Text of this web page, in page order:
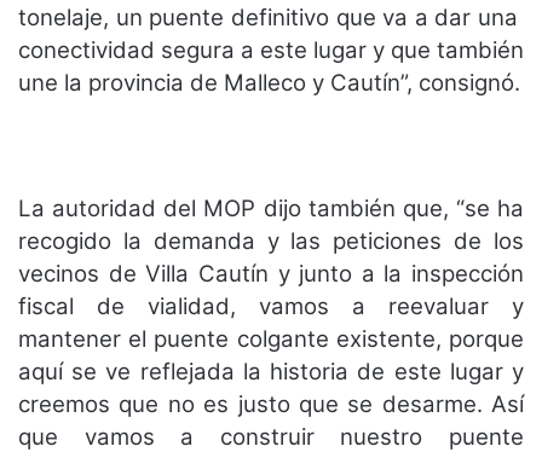
tonelaje, un puente definitivo que va a dar una
conectividad segura a este lugar y que también
une la provincia de Malleco y Cautín”, consignó.
La autoridad del MOP dijo también que, “se ha
recogido la demanda y las peticiones de los
vecinos de Villa Cautín y junto a la inspección
fiscal de vialidad, vamos a reevaluar y
mantener el puente colgante existente, porque
aquí se ve reflejada la historia de este lugar y
creemos que no es justo que se desarme. Así
que vamos a construir nuestro puente